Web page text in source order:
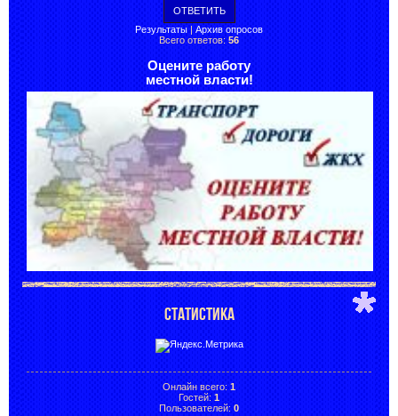
Результаты | Архив опросов
Всего ответов: 56
Оцените работу
местной власти!
СТАТИСТИКА
Онлайн всего: 1
Гостей: 1
Пользователей: 0